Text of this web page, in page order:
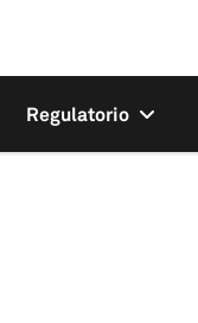
Regulatorio